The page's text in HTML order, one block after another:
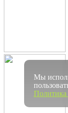
Мы
Политика